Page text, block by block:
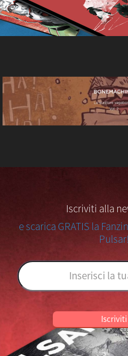
Iscriviti alla
e scarica GRATIS la
Pulsar!
Iscriviti